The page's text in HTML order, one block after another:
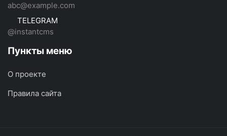
abc@example.com
TELEGRAM
@instantcms
Пункты меню
О проекте
Правила сайта